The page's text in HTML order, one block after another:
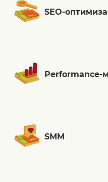
SEO-
Performance-
SMM